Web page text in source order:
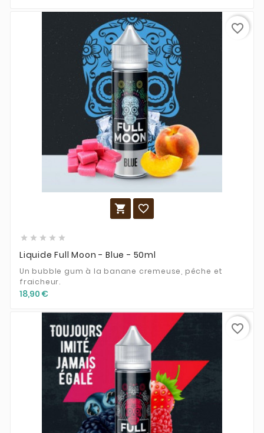
 
    
Liquide Full Moon - Blue - 50ml
Un bubble gum à la banane cremeuse, pêche et
fraicheur.
18,90 €
favorite_border
favorite_border